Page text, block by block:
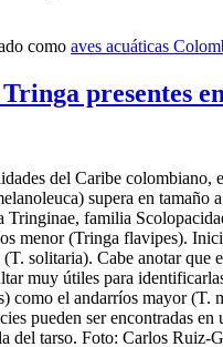
como aves acuáticas
presentes
del Caribe
supera en
familia
menor (Tringa flavipes).
solitaria). Cabe anotar
muy útiles para
el andarríos mayor
pueden ser encontradas
tarso. Foto: Carlos